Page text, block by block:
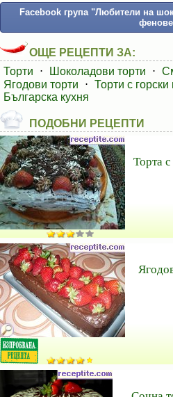
Facebook група "Любители на
фенове
ОЩЕ РЕЦЕПТИ ЗА:
Торти
⋅ Шоколадови торти ⋅
Ягодови торти
⋅ Торти с
Българска кухня
ПОДОБНИ РЕЦЕПТИ
Торта